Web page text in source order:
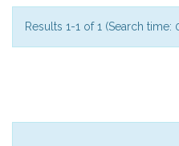
Results 1-1 of 1 (Search time: